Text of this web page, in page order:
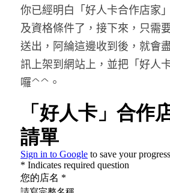
你已經明白「好人卡合作店家
及資格條件了，接下來，只需
送出，阿綸這邊收到後，就會
訊上架到網站上，並把「好人
囉^^。